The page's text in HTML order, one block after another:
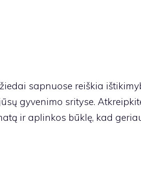
sapnuose reiškia
gyvenimo srityse.
ir aplinkos būklę, kad